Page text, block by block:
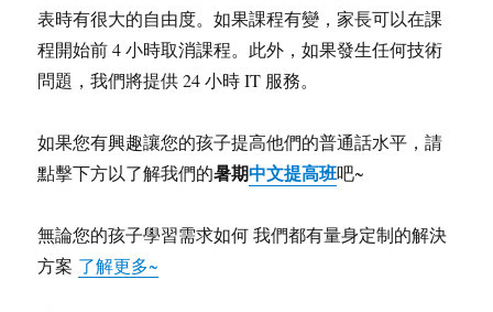
表時有很大的自由度。如果課程有變，家長可以在課
程開始前 4 小時取消課程。此外，如果發生任何技術
問題，我們將提供 24 小時 IT 服務。
如果您有興趣讓您的孩子提高他們的普通話水平，請
點擊下方以了解我們的暑期中文提高班吧~
無論您的孩子學習需求如何 我們都有量身定制的解決
方案 了解更多~